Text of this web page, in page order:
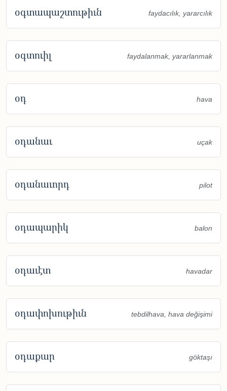
օգտապաշտութիւն faydacılık, yararcılık
օգտուիլ faydalanmak, yararlanmak
օդ hava
օդանաւ uçak
օդանաւորդ pilot
օդապարիկ balon
օդաւէտ havadar
օդափոխութիւն tebdilhava, hava değişimi
օդաքար göktaşı